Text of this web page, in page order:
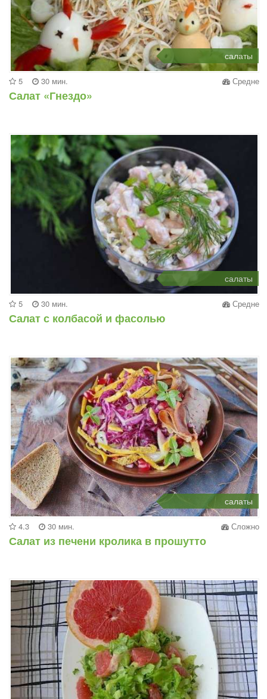
салаты
5 30 мин. Средне
Салат «Гнездо»
салаты
5 30 мин. Средне
Салат с колбасой и фасолью
салаты
4.3 30 мин. Сложно
Салат из печени кролика в прошутто